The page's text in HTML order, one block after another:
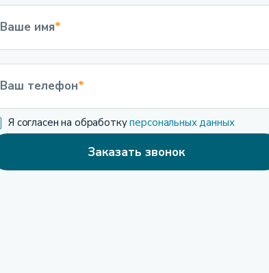
Ваше имя*
Ваш телефон*
Я согласен на обработкуперсональных данных
Заказать звонок